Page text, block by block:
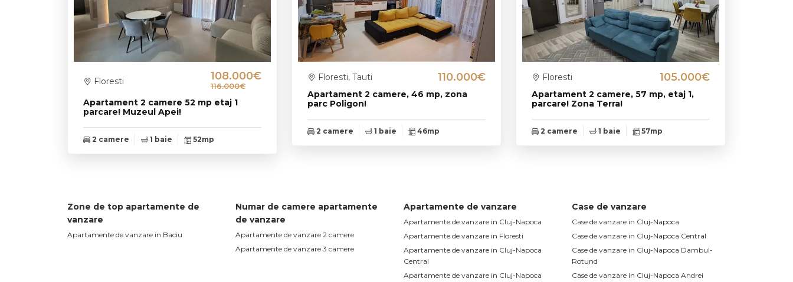
Apartament 2 camere 52 mp etaj 1
parcare! Muzeul Apei!
Floresti 108.000€
116.000€
2 camere 1 baie 52mp
Apartament 2 camere, 46 mp, zona
parc Poligon!
Floresti, Tauti 110.000€
2 camere 1 baie 46mp
Apartament 2 camere, 57 mp, etaj 1,
parcare! Zona Terra!
Floresti 105.000€
2 camere 1 baie 57mp
Zone de top apartamente de
vanzare
Apartamente de vanzare in Baciu
Numar de camere apartamente
de vanzare
Apartamente de vanzare 2 camere
Apartamente de vanzare 3 camere
Apartamente de vanzare
Apartamente de vanzare in Cluj-Napoca
Apartamente de vanzare in Floresti
Apartamente de vanzare in Cluj-Napoca
Central
Apartamente de vanzare in Cluj-Napoca
Case de vanzare
Case de vanzare in Cluj-Napoca
Case de vanzare in Cluj-Napoca Central
Case de vanzare in Cluj-Napoca Dambul-
Rotund
Case de vanzare in Cluj-Napoca Andrei